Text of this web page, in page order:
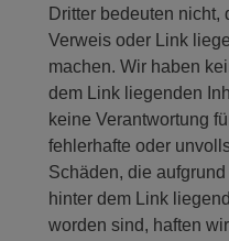
Dritter bedeuten
Verweis oder Link
machen. Wir haben
dem Link liegenden
keine Verantwortung
fehlerhafte oder
Schäden, die
hinter dem Link
worden sind, haften